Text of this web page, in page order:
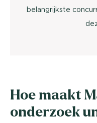
belangrijkste
Hoe maakt
onderzoek